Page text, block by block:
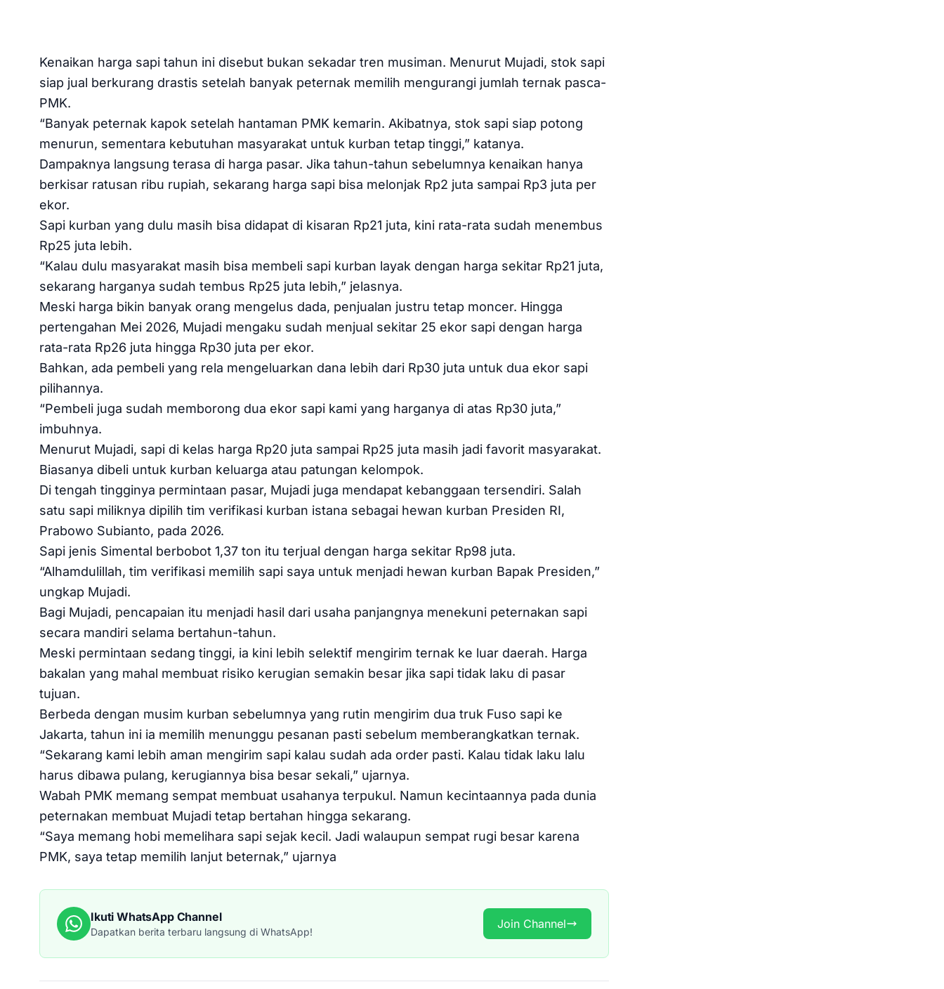
Kenaikan harga sapi tahun ini disebut bukan sekadar tren musiman. Menurut Mujadi, stok sapi
siap jual berkurang drastis setelah banyak peternak memilih mengurangi jumlah ternak pasca-
PMK.
“Banyak peternak kapok setelah hantaman PMK kemarin. Akibatnya, stok sapi siap potong
menurun, sementara kebutuhan masyarakat untuk kurban tetap tinggi,” katanya.
Dampaknya langsung terasa di harga pasar. Jika tahun-tahun sebelumnya kenaikan hanya
berkisar ratusan ribu rupiah, sekarang harga sapi bisa melonjak Rp2 juta sampai Rp3 juta per
ekor.
Sapi kurban yang dulu masih bisa didapat di kisaran Rp21 juta, kini rata-rata sudah menembus
Rp25 juta lebih.
“Kalau dulu masyarakat masih bisa membeli sapi kurban layak dengan harga sekitar Rp21 juta,
sekarang harganya sudah tembus Rp25 juta lebih,” jelasnya.
Meski harga bikin banyak orang mengelus dada, penjualan justru tetap moncer. Hingga
pertengahan Mei 2026, Mujadi mengaku sudah menjual sekitar 25 ekor sapi dengan harga
rata-rata Rp26 juta hingga Rp30 juta per ekor.
Bahkan, ada pembeli yang rela mengeluarkan dana lebih dari Rp30 juta untuk dua ekor sapi
pilihannya.
“Pembeli juga sudah memborong dua ekor sapi kami yang harganya di atas Rp30 juta,”
imbuhnya.
Menurut Mujadi, sapi di kelas harga Rp20 juta sampai Rp25 juta masih jadi favorit masyarakat.
Biasanya dibeli untuk kurban keluarga atau patungan kelompok.
Di tengah tingginya permintaan pasar, Mujadi juga mendapat kebanggaan tersendiri. Salah
satu sapi miliknya dipilih tim verifikasi kurban istana sebagai hewan kurban Presiden RI,
Prabowo Subianto, pada 2026.
Sapi jenis Simental berbobot 1,37 ton itu terjual dengan harga sekitar Rp98 juta.
“Alhamdulillah, tim verifikasi memilih sapi saya untuk menjadi hewan kurban Bapak Presiden,”
ungkap Mujadi.
Bagi Mujadi, pencapaian itu menjadi hasil dari usaha panjangnya menekuni peternakan sapi
secara mandiri selama bertahun-tahun.
Meski permintaan sedang tinggi, ia kini lebih selektif mengirim ternak ke luar daerah. Harga
bakalan yang mahal membuat risiko kerugian semakin besar jika sapi tidak laku di pasar
tujuan.
Berbeda dengan musim kurban sebelumnya yang rutin mengirim dua truk Fuso sapi ke
Jakarta, tahun ini ia memilih menunggu pesanan pasti sebelum memberangkatkan ternak.
“Sekarang kami lebih aman mengirim sapi kalau sudah ada order pasti. Kalau tidak laku lalu
harus dibawa pulang, kerugiannya bisa besar sekali,” ujarnya.
Wabah PMK memang sempat membuat usahanya terpukul. Namun kecintaannya pada dunia
peternakan membuat Mujadi tetap bertahan hingga sekarang.
“Saya memang hobi memelihara sapi sejak kecil. Jadi walaupun sempat rugi besar karena
PMK, saya tetap memilih lanjut beternak,” ujarnya
Ikuti WhatsApp Channel
Dapatkan berita terbaru langsung di WhatsApp!
Join Channel